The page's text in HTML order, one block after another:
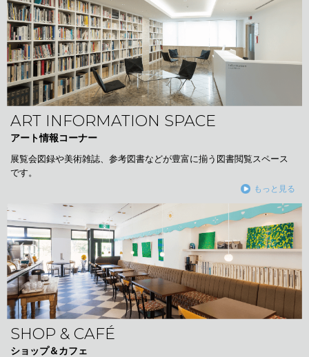
ART INFORMATION SPACE
アート情報コーナー
展覧会図録や美術雑誌、参考図書などが豊富に揃う図書閲覧スペース
です。
もっと見る
SHOP & CAFÉ
ショップ＆カフェ